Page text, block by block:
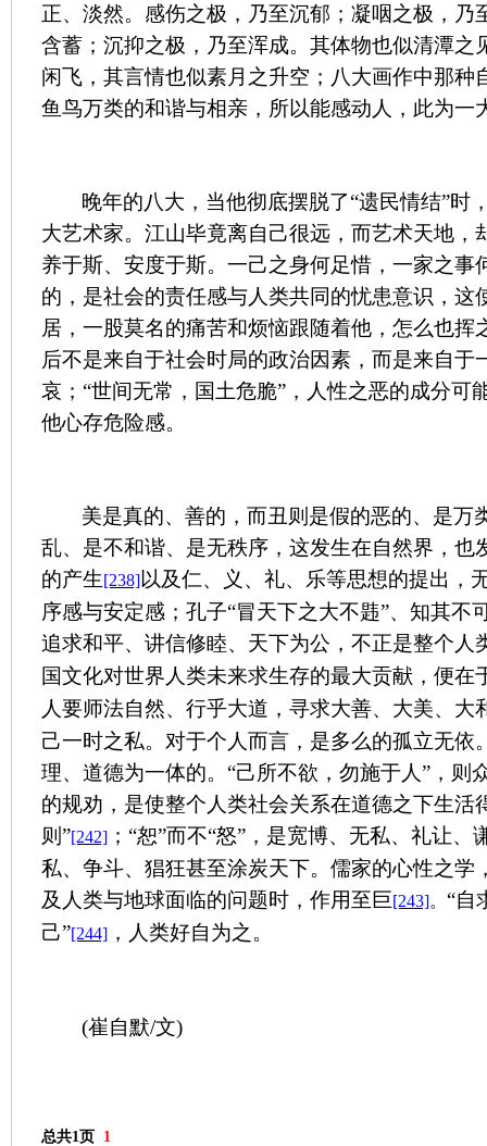
正、淡然。感伤之极，乃至沉郁；凝咽之极，乃
含蓄；沉抑之极，乃至浑成。其体物也似清潭之
闲飞，其言情也似素月之升空；八大画作中那种
鱼鸟万类的和谐与相亲，所以能感动人，此为一
晚年的八大，当他彻底摆脱了“遗民情结”时
大艺术家。江山毕竟离自己很远，而艺术天地，
养于斯、安度于斯。一己之身何足惜，一家之事
的，是社会的责任感与人类共同的忧患意识，这
居，一股莫名的痛苦和烦恼跟随着他，怎么也挥
后不是来自于社会时局的政治因素，而是来自于
哀；“世间无常，国土危脆”，人性之恶的成分可
他心存危险感。
美是真的、善的，而丑则是假的恶的、是万
乱、是不和谐、是无秩序，这发生在自然界，也
的产生[238]以及仁、义、礼、乐等思想的提出，
序感与安定感；孔子“冒天下之大不韪”、知其不
追求和平、讲信修睦、天下为公，不正是整个人
国文化对世界人类未来求生存的最大贡献，便在
人要师法自然、行乎大道，寻求大善、大美、大
己一时之私。对于个人而言，是多么的孤立无依
理、道德为一体的。“己所不欲，勿施于人”，则
的规劝，是使整个人类社会关系在道德之下生活
则”[242] ；“恕”而不“怒”，是宽博、无私、礼让
私、争斗、猖狂甚至涂炭天下。儒家的心性之学
及人类与地球面临的问题时，作用至巨[243]。 “自
己”[244] ，人类好自为之。
(崔自默/文)
总共1页 1